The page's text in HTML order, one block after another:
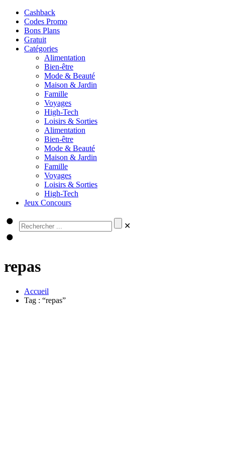
Cashback
Codes Promo
Bons Plans
Gratuit
Catégories
Alimentation
Bien-être
Mode & Beauté
Maison & Jardin
Famille
Voyages
High-Tech
Loisirs & Sorties
Alimentation
Bien-être
Mode & Beauté
Maison & Jardin
Famille
Voyages
Loisirs & Sorties
High-Tech
Jeux Concours
✕
repas
Accueil
Tag : “repas”